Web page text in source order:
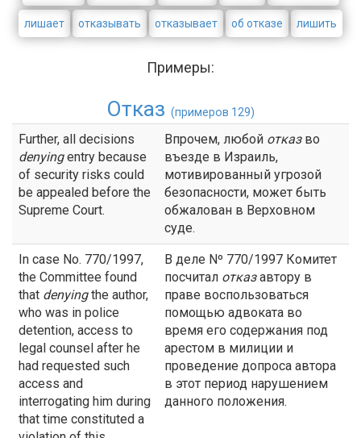
лишает отказывать отказывает об отказе лишить
Примеры:
Отказ (примеров 129)
Further, all decisions
denyingentry because
of security risks could
be appealed before the
Supreme Court.
Впрочем, любой отказво
въезде в Израиль,
мотивированный угрозой
безопасности, может быть
обжалован в Верховном
суде.
In case No. 770/1997,
the Committee found
that denyingthe author,
who was in police
detention, access to
legal counsel after he
had requested such
access and
interrogating him during
that time constituted a
В деле Nº 770/1997 Комитет
посчитал отказавтору в
праве воспользоваться
помощью адвоката во
время его содержания под
арестом в милиции и
проведение допроса автора
в этот период нарушением
данного положения.